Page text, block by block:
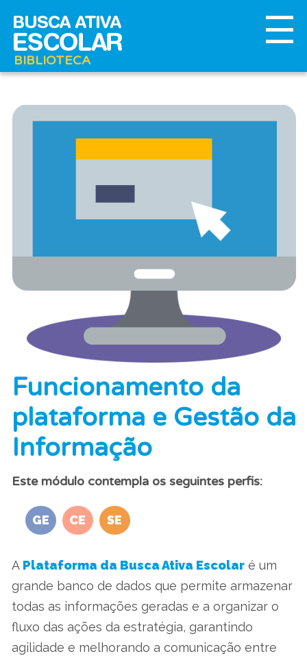
BIBLIOTECA
Funcionamento da
plataforma e Gestão da
Informação
Este módulo contempla os seguintes perfis:
GE CE SE
A Plataforma da Busca Ativa Escolaré um
grande banco de dados que permite armazenar
todas as informações geradas e a organizar o
fluxo das ações da estratégia, garantindo
agilidade e melhorando a comunicação entre